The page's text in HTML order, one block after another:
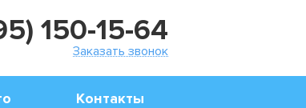
150-15-64
Заказать звонок
Контакты